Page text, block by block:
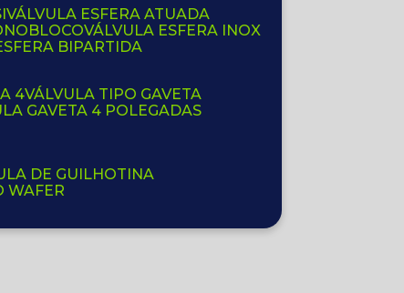
VÁLVULA ESFERA ATUADA
VÁLVULA ESFERA INOX
BIPARTIDA
4 VÁLVULA TIPO GAVETA
GAVETA 4 POLEGADAS
DE GUILHOTINA
WAFER